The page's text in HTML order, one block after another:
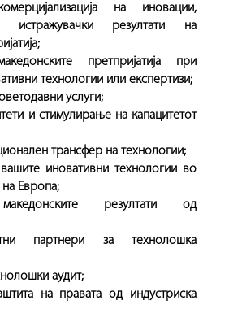
на иновации,
истражувачки резултати на
претпријатија при
технологии или експертизи;
услуги;
и стимулирање на капацитетот
трансфер на технологии;
иновативни технологии во
на Европа;
резултати од
партнери за технолошка
аудит;
на правата од индустриска